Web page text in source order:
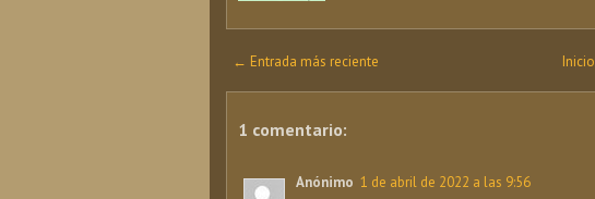
← Entrada más reciente Inicio
1 comentario:
Anónimo 1 de abril de 2022 a las 9:56